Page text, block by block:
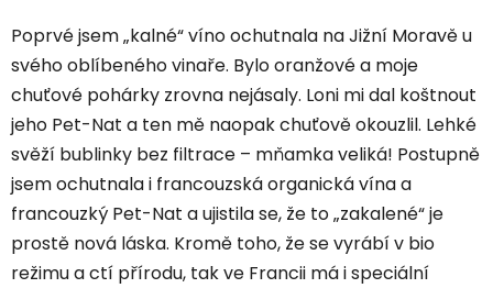
Poprvé jsem „kalné“ víno ochutnala na Jižní Moravě u
svého oblíbeného vinaře. Bylo oranžové a moje
chuťové pohárky zrovna nejásaly. Loni mi dal koštnout
jeho Pet-Nat a ten mě naopak chuťově okouzlil. Lehké
svěží bublinky bez filtrace – mňamka veliká! Postupně
jsem ochutnala i francouzská organická vína a
francouzký Pet-Nat a ujistila se, že to „zakalené“ je
prostě nová láska. Kromě toho, že se vyrábí v bio
režimu a ctí přírodu, tak ve Francii má i speciální